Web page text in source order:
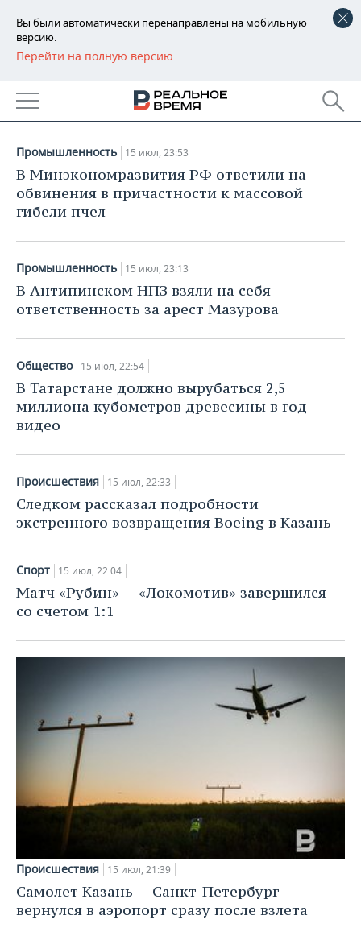
Вы были автоматически перенаправлены на мобильную
версию.
Перейти на полную версию
РЕГИОНЫ
БАШКОРТОСТАН
УДМУРТИЯ
НОВОСТИ
НОВОСТИ АНАЛИТИКИ
ДЕКЛАРАЦИИ О ДОХОДАХ
КОРОЛИ ГОСЗАКАЗА ПФО
ВУЗЫ ТАТАРСТАНА
КОМУ ПРИНАДЛЕЖАТ
ТАТАРСТАНА
ЭКОНОМИКА
НОВОСТИ ЭКОНОМИКИ
ФИНАНСЫ
БАНКИ
БЮДЖЕТ
ПРОМЫШЛЕННОСТЬ
НОВОСТИ
АГРОПРОМ
НЕФТЕХИМИЯ
НЕФТЬ
ЭНЕРГЕТИКА
НЕДВИЖИМОСТЬ
НОВОСТИ НЕДВИЖИМОСТИ
НОВОСТИ АВТО
БИЗНЕС
РОЗНИЧНАЯ ТОРГОВЛЯ
ТРАНСПОРТ
НОВОСТИ ТЕХНОЛОГИЙ
IT
ТЕЛЕКОММУНИКАЦИИ
МЕРОПРИЯТИЯ
НОВОСТИ МЕРОПРИЯТИЙ
БИЗНЕС-БРАНЧИ
ОТКРЫТАЯ ЛЕКЦИЯ
СПОРТ
ФУТБОЛ
БАСКЕТБОЛ
ВОЛЕЙБОЛ
ВОДНЫЕ ВИДЫ СПОРТА
ХОККЕЙ С МЯЧОМ
НОВОСТИ ОБЩЕСТВА
ИНФРАСТРУКТУРА
ИСТОРИЯ
ОБРАЗОВАНИЕ
ПРОИСШЕСТВИЯ
ФОТОГАЛЕРЕЯ
СПРАВОЧНИК
СПИСОК ПЕРСОН
ПОЛНАЯ ВЕРСИЯ
15.07.2019
Промышленность 15 июл, 23:53
В Минэкономразвития РФ ответили на
обвинения в причастности к массовой
гибели пчел
Промышленность 15 июл, 23:13
В Антипинском НПЗ взяли на себя
ответственность за арест Мазурова
Общество 15 июл, 22:54
В Татарстане должно вырубаться 2,5
миллиона кубометров древесины в год —
видео
Происшествия 15 июл, 22:33
Следком рассказал подробности
экстренного возвращения Boeing в Казань
Спорт 15 июл, 22:04
Матч «Рубин» — «Локомотив» завершился
со счетом 1:1
Происшествия 15 июл, 21:39
Самолет Казань — Санкт-Петербург
вернулся в аэропорт сразу после взлета